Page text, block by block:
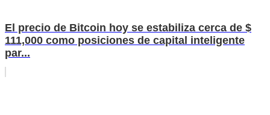
El precio de Bitcoin hoy se estabiliza cerca de $
111,000 como posiciones de capital inteligente
par...